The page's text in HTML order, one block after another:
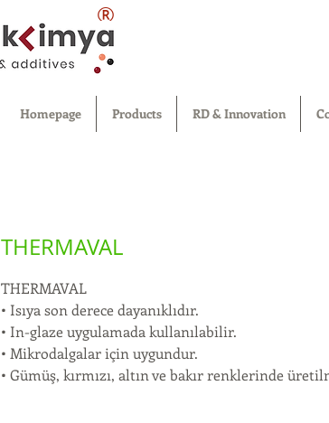
®
Homepage Products RD & Innovation
THERMAVAL
THERMAVAL
• Isıya son derece dayanıklıdır.
• In-glaze uygulamada kullanılabilir.
• Mikrodalgalar için uygundur.
• Gümüş, kırmızı, altın ve bakır renklerinde